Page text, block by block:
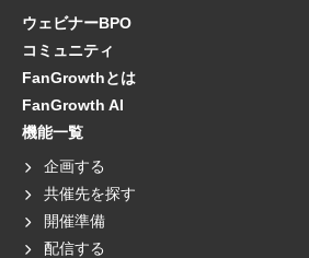
ウェビナーBPO
コミュニティ
FanGrowthとは
FanGrowth AI
機能一覧
企画する
共催先を探す
開催準備
配信する